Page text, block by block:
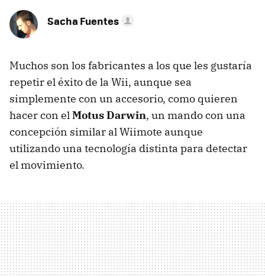
Sacha Fuentes
Muchos son los fabricantes a los que les gustaría
repetir el éxito de la Wii, aunque sea
simplemente con un accesorio, como quieren
hacer con elMotus Darwin, un mando con una
concepción similar al Wiimote aunque
utilizando una tecnología distinta para detectar
el movimiento.